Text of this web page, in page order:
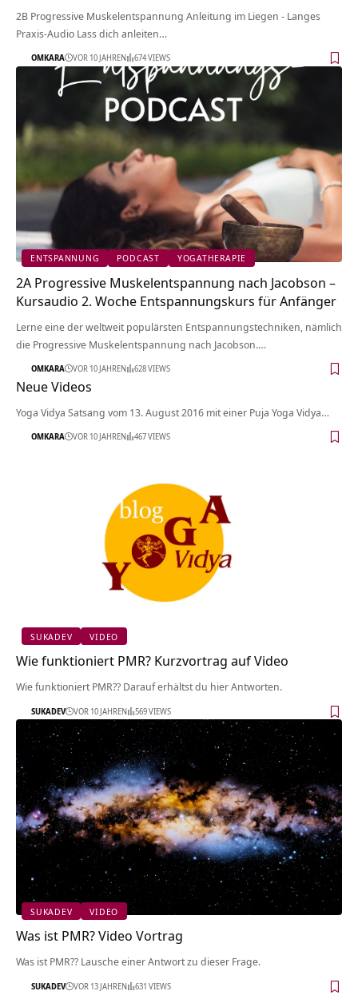
2B Progressive Muskelentspannung Anleitung im Liegen - Langes
Praxis-Audio Lass dich anleiten…
OMKARA VOR 10 JAHREN 674 VIEWS
ENTSPANNUNG PODCAST YOGATHERAPIE
2A Progressive Muskelentspannung nach Jacobson –
Kursaudio 2. Woche Entspannungskurs für Anfänger
Lerne eine der weltweit populärsten Entspannungstechniken, nämlich
die Progressive Muskelentspannung nach Jacobson.…
OMKARA VOR 10 JAHREN 628 VIEWS
Neue Videos
Yoga Vidya Satsang vom 13. August 2016 mit einer Puja Yoga Vidya…
OMKARA VOR 10 JAHREN 467 VIEWS
SUKADEV VIDEO
Wie funktioniert PMR? Kurzvortrag auf Video
Wie funktioniert PMR?? Darauf erhältst du hier Antworten.
SUKADEV VOR 10 JAHREN 569 VIEWS
SUKADEV VIDEO
Was ist PMR? Video Vortrag
Was ist PMR?? Lausche einer Antwort zu dieser Frage.
SUKADEV VOR 13 JAHREN 631 VIEWS